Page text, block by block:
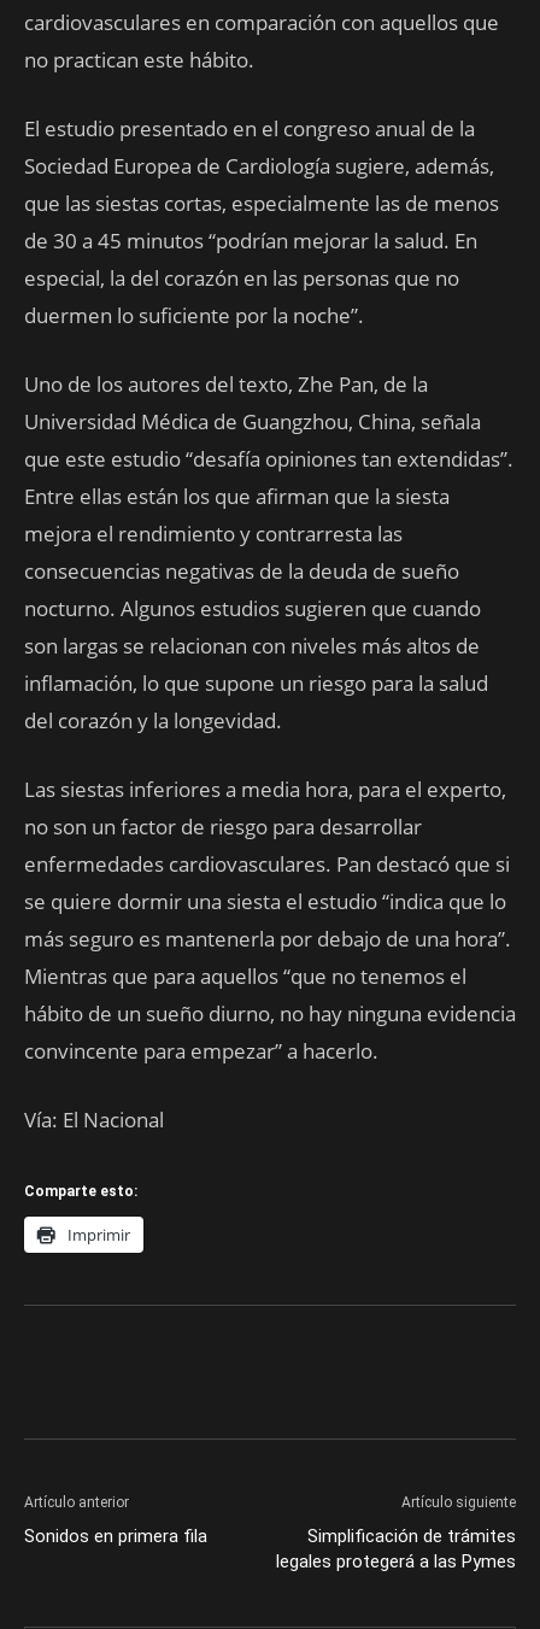
cardiovasculares en comparación con aquellos que
no practican este hábito.
El estudio presentado en el congreso anual de la
Sociedad Europea de Cardiología sugiere, además,
que las siestas cortas, especialmente las de menos
de 30 a 45 minutos “podrían mejorar la salud. En
especial, la del corazón en las personas que no
duermen lo suficiente por la noche”.
Uno de los autores del texto, Zhe Pan, de la
Universidad Médica de Guangzhou, China, señala
que este estudio “desafía opiniones tan extendidas”.
Entre ellas están los que afirman que la siesta
mejora el rendimiento y contrarresta las
consecuencias negativas de la deuda de sueño
nocturno. Algunos estudios sugieren que cuando
son largas se relacionan con niveles más altos de
inflamación, lo que supone un riesgo para la salud
del corazón y la longevidad.
Las siestas inferiores a media hora, para el experto,
no son un factor de riesgo para desarrollar
enfermedades cardiovasculares. Pan destacó que si
se quiere dormir una siesta el estudio “indica que lo
más seguro es mantenerla por debajo de una hora”.
Mientras que para aquellos “que no tenemos el
hábito de un sueño diurno, no hay ninguna evidencia
convincente para empezar” a hacerlo.
Vía: El Nacional
Comparte esto:
Imprimir
Artículo anterior
Sonidos en primera fila
Artículo siguiente
Simplificación de trámites
legales protegerá a las Pymes